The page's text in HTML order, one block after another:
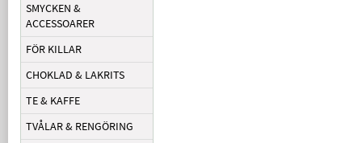
SMYCKEN &
ACCESSOARER
FÖR KILLAR
CHOKLAD & LAKRITS
TE & KAFFE
TVÅLAR & RENGÖRING